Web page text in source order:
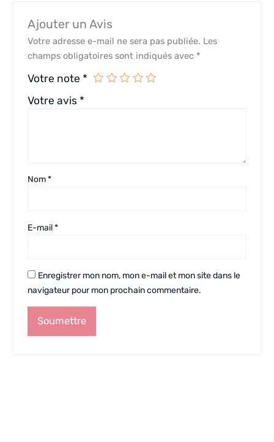
Ajouter un Avis
Votre adresse e-mail ne sera pas publiée. Les
champs obligatoires sont indiqués avec *
Votre note *
Votre avis *
Nom*
E-mail*
Enregistrer mon nom, mon e-mail et mon site dans le
navigateur pour mon prochain commentaire.